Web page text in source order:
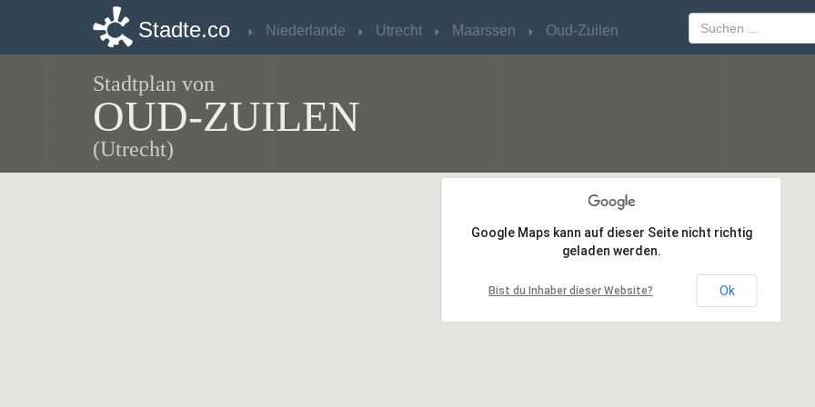
Stadte.co Niederlande Utrecht Maarssen Oud-Zuilen
Stadtplan von
OUD-ZUILEN
(Utrecht)
Google Maps kann auf dieser Seite nicht richtig
geladen werden.
Bist du Inhaber dieser Website? Ok
Google Maps kann auf dieser Seite nicht richtig
geladen werden.
Bist du Inhaber dieser Website? Ok
Stadte.co Niederlande Utrecht Maarssen Oud-Zuilen